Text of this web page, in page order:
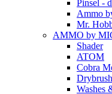
Pinsel -
Ammo
Mr.
AMMO by
Shader
ATOM
Cobra
Drybrush
Washes